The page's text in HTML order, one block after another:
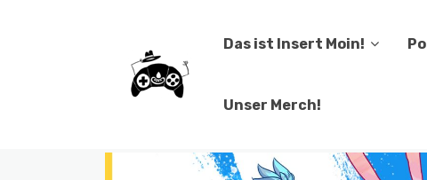
Das ist Insert Moin!
Unser Merch!